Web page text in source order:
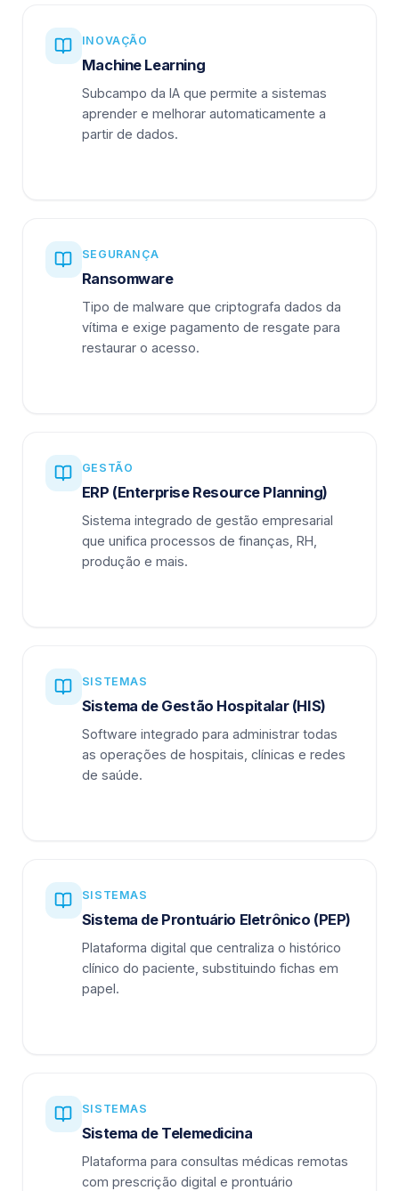
INOVAÇÃO
Machine Learning
Subcampo da IA que permite a sistemas
aprender e melhorar automaticamente a
partir de dados.
SEGURANÇA
Ransomware
Tipo de malware que criptografa dados da
vítima e exige pagamento de resgate para
restaurar o acesso.
GESTÃO
ERP (Enterprise Resource Planning)
Sistema integrado de gestão empresarial
que unifica processos de finanças, RH,
produção e mais.
SISTEMAS
Sistema de Gestão Hospitalar (HIS)
Software integrado para administrar todas
as operações de hospitais, clínicas e redes
de saúde.
SISTEMAS
Sistema de Prontuário Eletrônico (PEP)
Plataforma digital que centraliza o histórico
clínico do paciente, substituindo fichas em
papel.
SISTEMAS
Sistema de Telemedicina
Plataforma para consultas médicas remotas
com prescrição digital e prontuário